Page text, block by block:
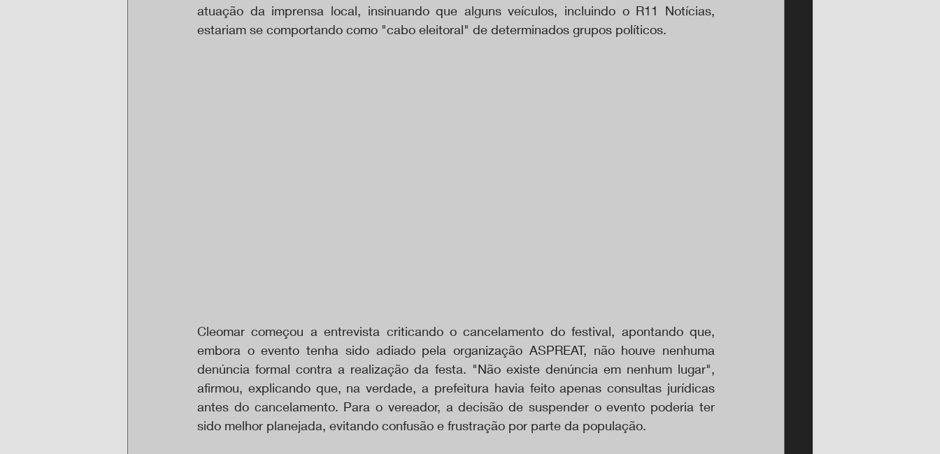
atuação da imprensa local, insinuando que alguns veículos, incluindo o R11 Notícias,
estariam se comportando como "cabo eleitoral" de determinados grupos políticos.
Cleomar começou a entrevista criticando o cancelamento do festival, apontando que,
embora o evento tenha sido adiado pela organização ASPREAT, não houve nenhuma
denúncia formal contra a realização da festa. "Não existe denúncia em nenhum lugar",
afirmou, explicando que, na verdade, a prefeitura havia feito apenas consultas jurídicas
antes do cancelamento. Para o vereador, a decisão de suspender o evento poderia ter
sido melhor planejada, evitando confusão e frustração por parte da população.